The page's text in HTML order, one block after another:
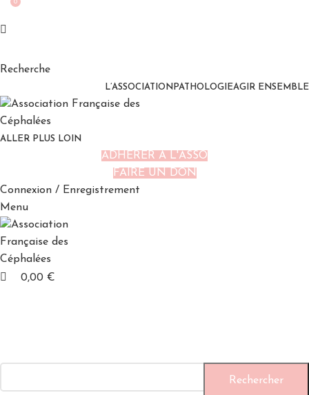
Recherche
L’ASSOCIATION PATHOLOGIEAGIR ENSEMBLE
ALLER PLUS LOIN
ADHÉRER À L'ASSO
FAIRE UN DON
Connexion / Enregistrement
Menu
0
0,00 €